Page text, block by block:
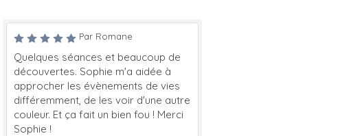
Par Romane
Quelques séances et beaucoup de
découvertes. Sophie m'a aidée à
approcher les évènements de vies
différemment, de les voir d'une autre
couleur. Et ça fait un bien fou ! Merci
Sophie !